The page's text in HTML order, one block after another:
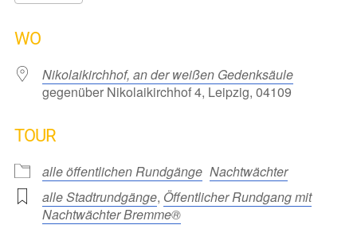
WO
Nikolaikirchhof, an der weißen Gedenksäule
gegenüber Nikolaikirchhof 4, Leipzig, 04109
TOUR
alle öffentlichen Rundgänge Nachtwächter
alle Stadtrundgänge, Öffentlicher Rundgang mit
Nachtwächter Bremme®